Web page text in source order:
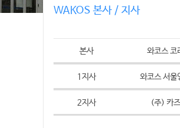
WAKOS 본사 / 지사
본사 와코스 코
1지사 와코스 서울
2지사 (주) 카